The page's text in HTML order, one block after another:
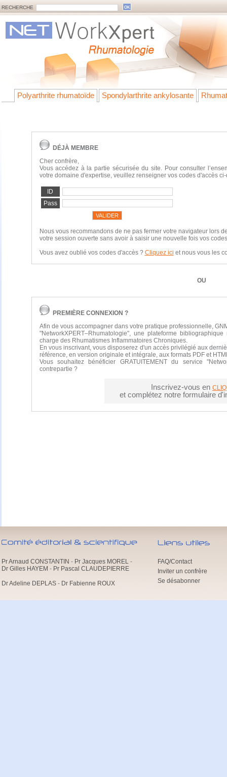
RECHERCHE
Polyarthrite rhumatoïde Spondylarthrite ankylosante
DÉJÀ MEMBRE
Cher confrère,
Vous accédez à la partie sécurisée du site. Pour consulter
votre domaine d'expertise, veuillez renseigner vos codes d'accès
ID
Pass
Nous vous recommandons de ne pas fermer votre navigateur lors
votre session ouverte sans avoir à saisir une nouvelle fois vos
Vous avez oublié vos codes d'accès ? Cliquez ici et nous vous les
OU
PREMIÈRE CONNEXION ?
Afin de vous accompagner dans votre pratique professionnelle,
"NetworkXPERT–Rhumatologie", une plateforme
charge des Rhumatismes Inflammatoires Chroniques.
En vous inscrivant, vous disposerez d'un accès privilégié aux
référence, en version originale et intégrale, aux formats PDF et
Vous souhaitez bénéficier GRATUITEMENT du service
contrepartie ?
Inscrivez-vous en
et complétez notre formulaire
Pr Arnaud CONSTANTIN - Pr Jacques MOREL -
Dr Gilles HAYEM - Pr Pascal CLAUDEPIERRE
Dr Adeline DEPLAS - Dr Fabienne ROUX
FAQ/Contact
Inviter un confrère
Se désabonner